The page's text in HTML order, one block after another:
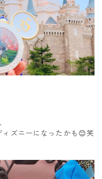
ズニーになったかも😊笑